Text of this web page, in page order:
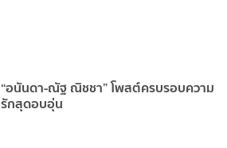
“อนันดา-ณัฐ ณิชชา” โพสต์ครบรอบความ
รักสุดอบอุ่น